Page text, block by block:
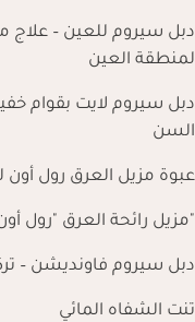
دبل سيروم للعين – علاج
لمنطقة العين
دبل سيروم لايت بقوام
السن
عبوة مزيل العرق رول أون
"مزيل رائحة العرق "رول
دبل سيروم فاونديشن –
تنت الشفاه المائي